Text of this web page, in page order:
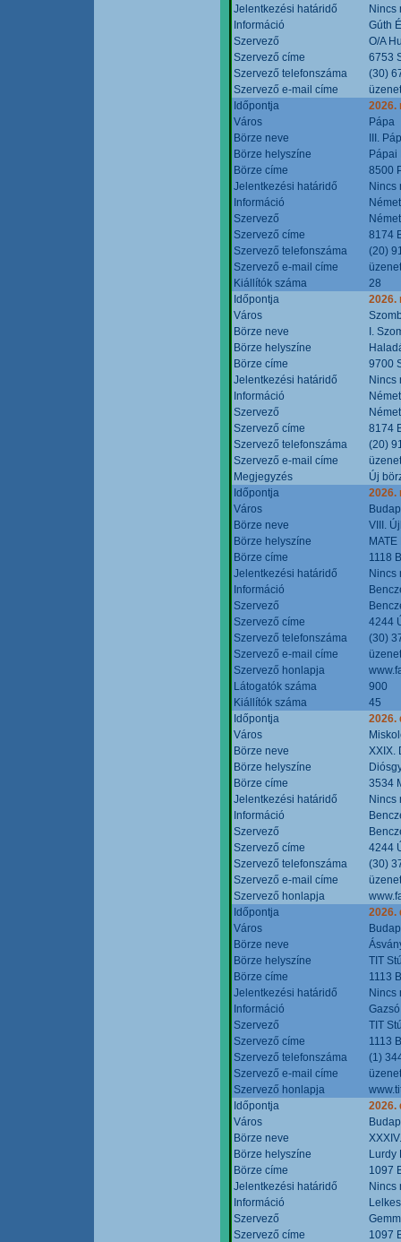
Jelentkezési határidő
Nincs
Információ
Gúth
Szervező
O/A
Szervező címe
6753
Szervező telefonszáma
(30)
Szervező e-mail címe
Időpontja
2026.
Város
Pápa
Börze neve
III.
Börze helyszíne
Pápai
Börze címe
8500
Jelentkezési határidő
Nincs
Információ
Szervező
Szervező címe
8174
Szervező telefonszáma
(20)
Szervező e-mail címe
Kiállítók száma
28
Időpontja
2026.
Város
Börze neve
I.
Börze helyszíne
Börze címe
9700
Jelentkezési határidő
Nincs
Információ
Szervező
Szervező címe
8174
Szervező telefonszáma
(20)
Szervező e-mail címe
Megjegyzés
Új
Időpontja
2026.
Város
Börze neve
VIII.
Börze helyszíne
Börze címe
1118
Jelentkezési határidő
Nincs
Információ
Szervező
Szervező címe
4244
Szervező telefonszáma
(30)
Szervező e-mail címe
Szervező honlapja
Látogatók száma
900
Kiállítók száma
45
Időpontja
2026.
Város
Börze neve
XXIX.
Börze helyszíne
Börze címe
3534
Jelentkezési határidő
Nincs
Információ
Szervező
Szervező címe
4244
Szervező telefonszáma
(30)
Szervező e-mail címe
Szervező honlapja
Időpontja
2026.
Város
Börze neve
Börze helyszíne
TIT
Börze címe
1113
Jelentkezési határidő
Nincs
Információ
Szervező
TIT
Szervező címe
1113
Szervező telefonszáma
(1)
Szervező e-mail címe
Szervező honlapja
Időpontja
2026.
Város
Börze neve
Börze helyszíne
Lurdy
Börze címe
1097
Jelentkezési határidő
Nincs
Információ
Szervező
Szervező címe
1097